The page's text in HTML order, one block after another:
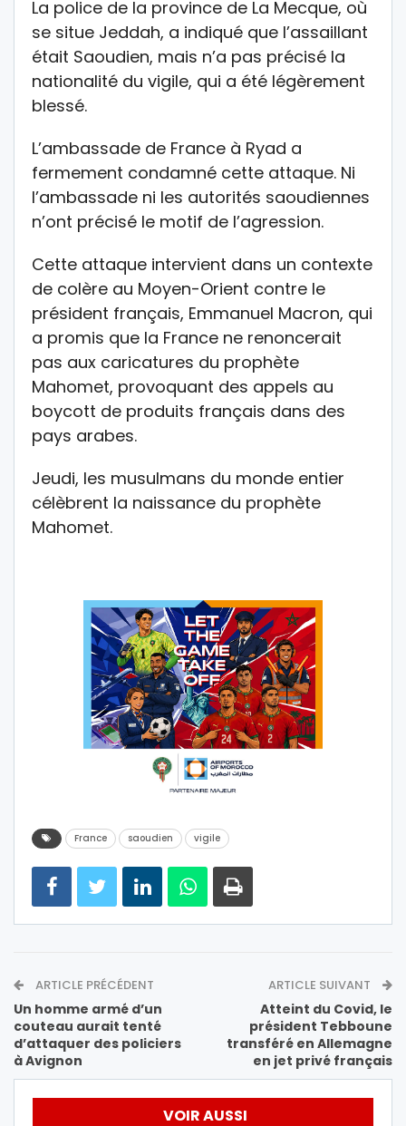
La police de la province de La Mecque, où
se situe Jeddah, a indiqué que l’assaillant
était Saoudien, mais n’a pas précisé la
nationalité du vigile, qui a été légèrement
blessé.
L’ambassade de France à Ryad a
fermement condamné cette attaque. Ni
l’ambassade ni les autorités saoudiennes
n’ont précisé le motif de l’agression.
Cette attaque intervient dans un contexte
de colère au Moyen-Orient contre le
président français, Emmanuel Macron, qui
a promis que la France ne renoncerait
pas aux caricatures du prophète
Mahomet, provoquant des appels au
boycott de produits français dans des
pays arabes.
Jeudi, les musulmans du monde entier
célèbrent la naissance du prophète
Mahomet.
France saoudien vigile
ARTICLE PRÉCÉDENT
Un homme armé d’un
couteau aurait tenté
d’attaquer des policiers
à Avignon
ARTICLE SUIVANT
Atteint du Covid, le
président Tebboune
transféré en Allemagne
en jet privé français
VOIR AUSSI